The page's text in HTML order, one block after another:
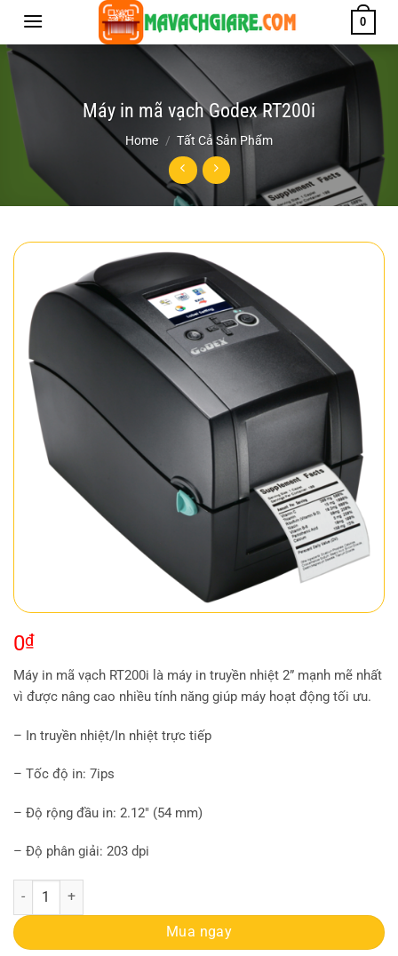
nội
dung
0
Máy in mã vạch Godex RT200i
Home / Tất Cả Sản Phẩm
0₫
Máy in mã vạch RT200i là máy in truyền nhiệt 2” mạnh mẽ nhất
vì được nâng cao nhiều tính năng giúp máy hoạt động tối ưu.
– In truyền nhiệt/In nhiệt trực tiếp
– Tốc độ in: 7ips
– Độ rộng đầu in: 2.12″ (54 mm)
– Độ phân giải: 203 dpi
Máy in mã vạch Godex RT200i quantity
Mua ngay